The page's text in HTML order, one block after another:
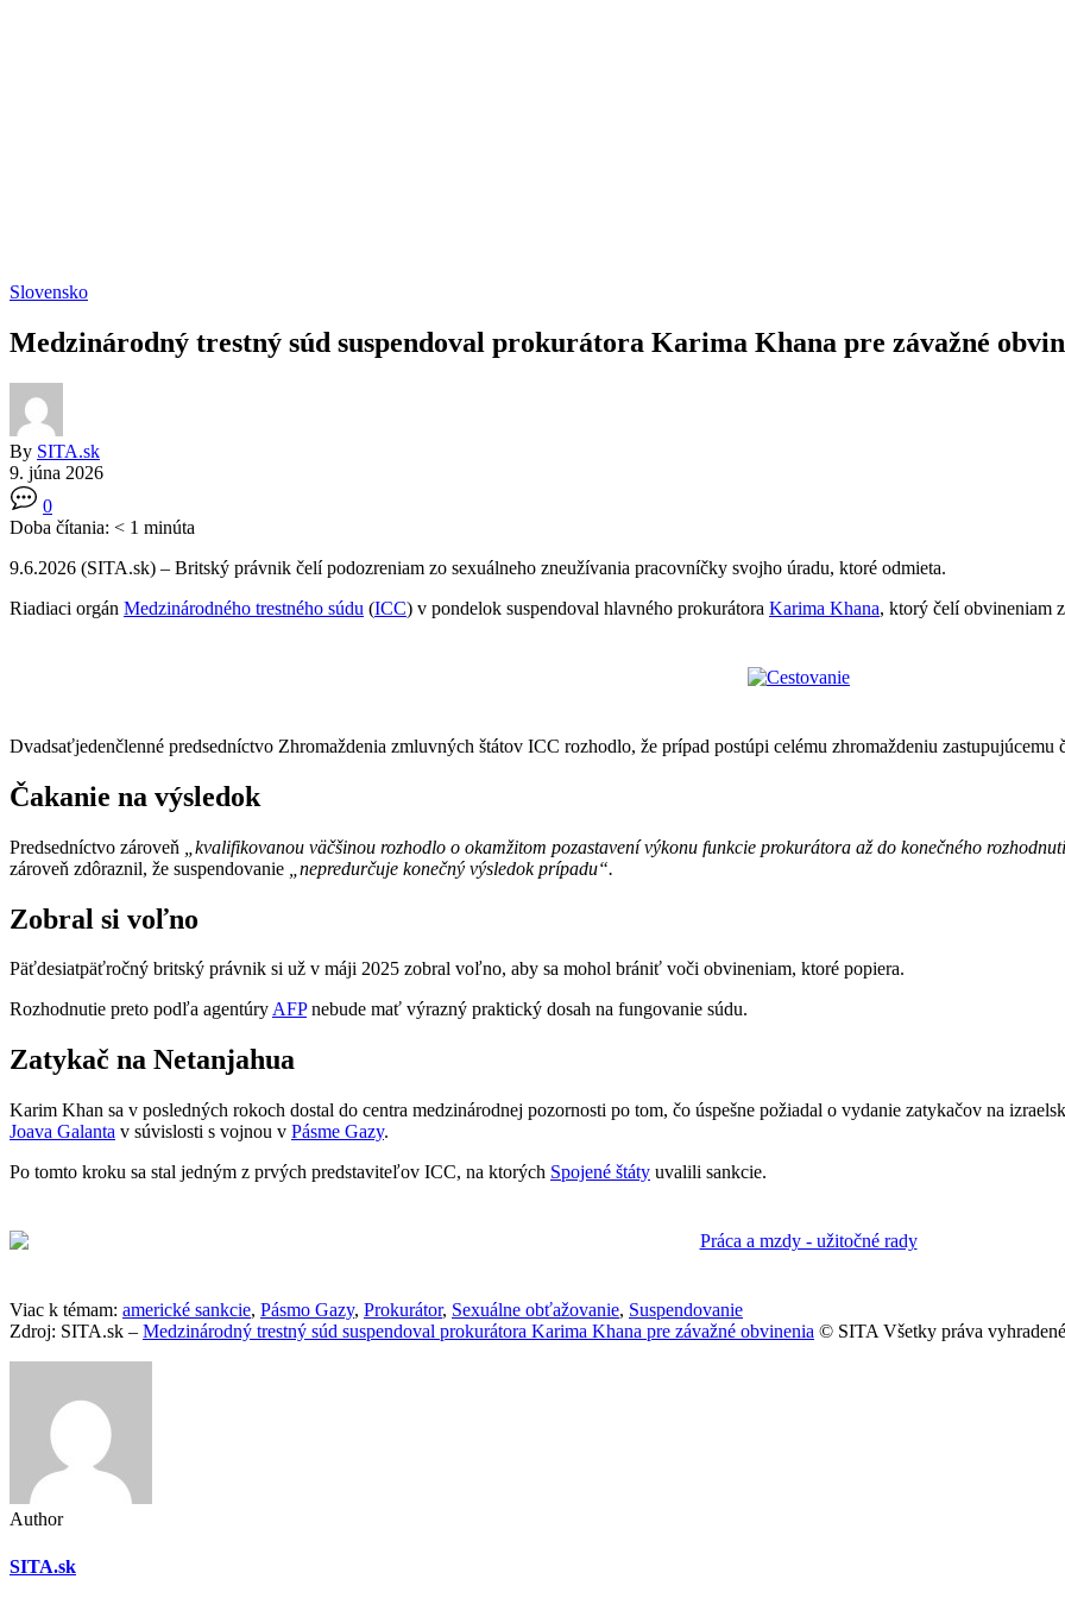
Slovensko
Medzinárodný trestný súd suspendoval prokurátora Karima Khana pre závažné
By SITA.sk
9. júna 2026
0
Doba čítania: < 1 minúta
9.6.2026 (SITA.sk) – Britský právnik čelí podozreniam zo sexuálneho zneužívania pracovníčky svojho úradu, ktoré odmieta.
Riadiaci orgán Medzinárodného trestného súdu (ICC) v pondelok suspendoval hlavného prokurátora Karima Khana, ktorý čelí obvineniam
Dvadsaťjedenčlenné predsedníctvo Zhromaždenia zmluvných štátov ICC rozhodlo, že prípad postúpi celému zhromaždeniu zastupujúcemu
Čakanie na výsledok
Predsedníctvo zároveň
„kvalifikovanou väčšinou rozhodlo o okamžitom pozastavení výkonu funkcie prokurátora až do konečného
zároveň zdôraznil, že suspendovanie
„nepredurčuje konečný výsledok prípadu“.
Zobral si voľno
Päťdesiatpäťročný britský právnik si už v máji 2025 zobral voľno, aby sa mohol brániť voči obvineniam, ktoré popiera.
Rozhodnutie preto podľa agentúryAFPnebude mať výrazný praktický dosah na fungovanie súdu.
Zatykač na Netanjahua
Karim Khan sa v posledných rokoch dostal do centra medzinárodnej pozornosti po tom, čo úspešne požiadal o vydanie zatykačov na
Joava Galanta v súvislosti s vojnou v Pásme Gazy.
Po tomto kroku sa stal jedným z prvých predstaviteľov ICC, na ktorých Spojené štáty uvalili sankcie.
Viac k témam: americké sankcie, Pásmo Gazy, Prokurátor, Sexuálne obťažovanie, Suspendovanie
Zdroj: SITA.sk – Medzinárodný trestný súd suspendoval prokurátora Karima Khana pre závažné obvinenia © SITA Všetky práva
Author
SITA.sk